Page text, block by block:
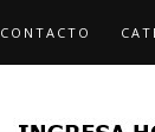
CONTACTO